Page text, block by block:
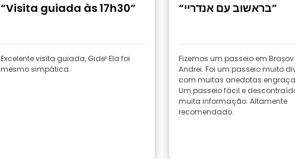
“Visita guiada às 17h30”
Excelente visita guiada, Gide! Ela foi
mesmo simpática.
“בראשוב עם אנדריי”
Fizemos um passeio em
Andrei. Foi um passeio muito
com muitas anedotas
Um passeio fácil e
muita informação. Altamente
recomendado.